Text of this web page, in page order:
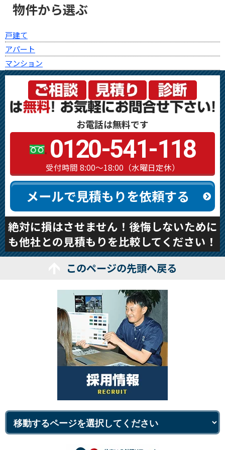
物件から選ぶ
戸建て
アパート
マンション
お電話は無料です
0120-541-118
受付時間 8:00～18:00（水曜日定休）
メールで見積もりを依頼する
絶対に損はさせません！後悔しないために
も他社との見積もりを比較してください！
このページの先頭へ戻る